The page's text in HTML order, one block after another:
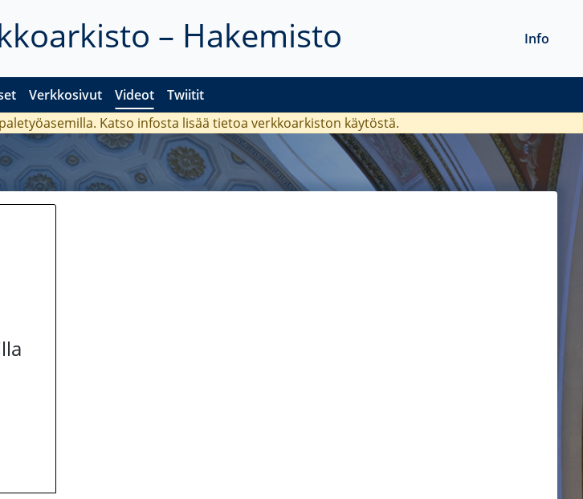
– Hakemisto
Verkkosivut Videot Twiitit
Info
Katso infosta lisää tietoa verkkoarkiston käytöstä.